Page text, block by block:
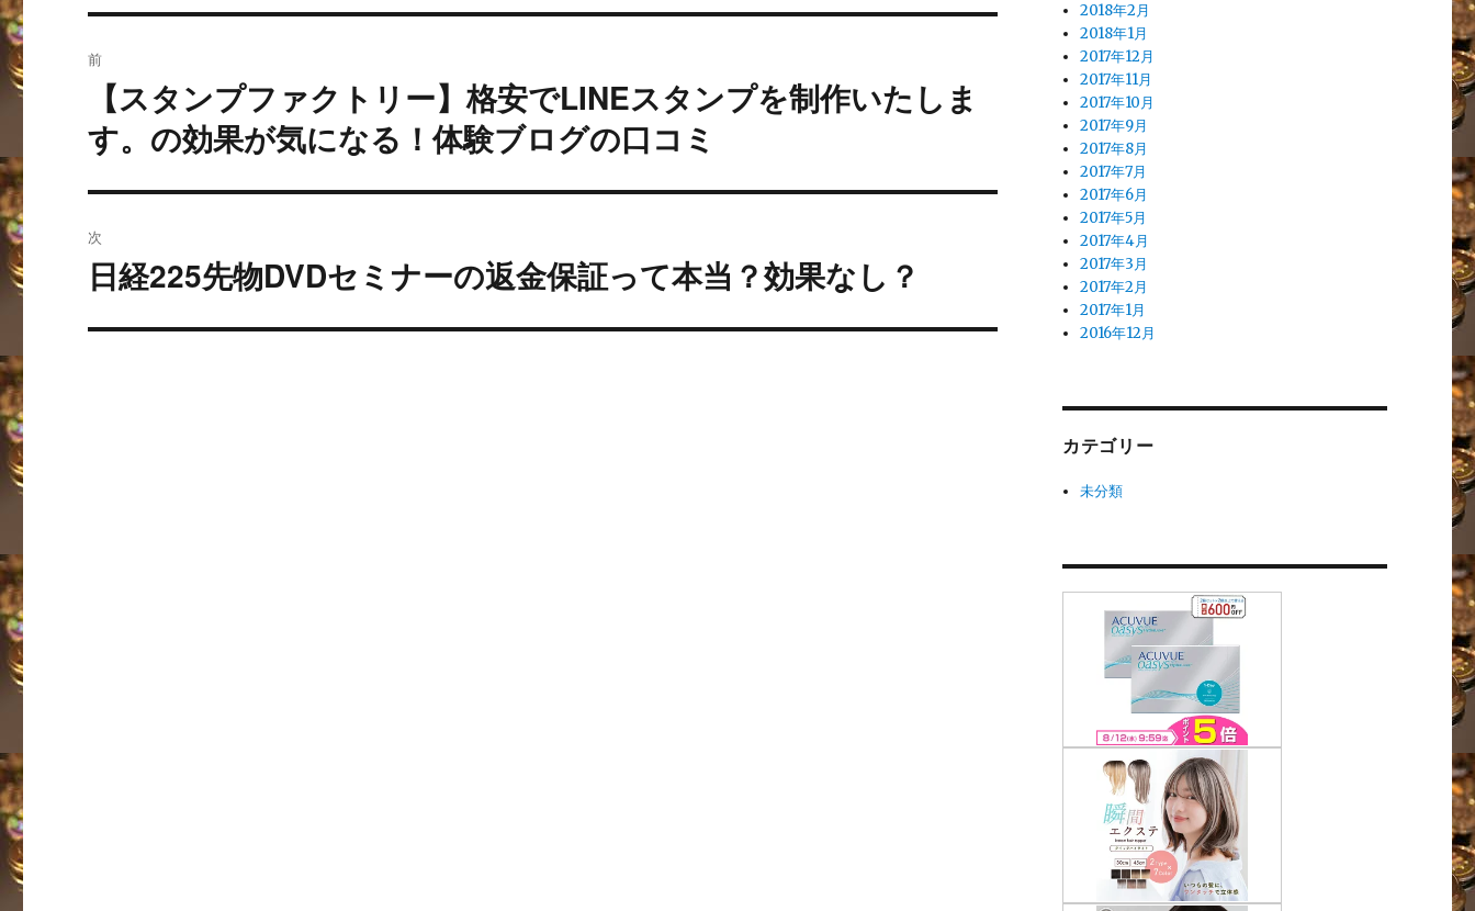
稿
ナ
ゲ
ー
前
去
の
投
【スタンプファクトリー】格安でLINEスタンプを制作いたしま
す。の効果が気になる！体験ブログの口コミ
次
次
の
投
日経225先物DVDセミナーの返金保証って本当？効果なし？
2018年2月
2018年1月
2017年12月
2017年11月
2017年10月
2017年9月
2017年8月
2017年7月
2017年6月
2017年5月
2017年4月
2017年3月
2017年2月
2017年1月
2016年12月
カテゴリー
未分類